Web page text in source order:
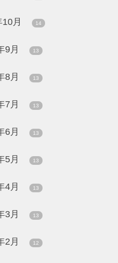
月 14
9月 13
8月 13
7月 13
6月 13
5月 13
4月 13
3月 13
2月 12